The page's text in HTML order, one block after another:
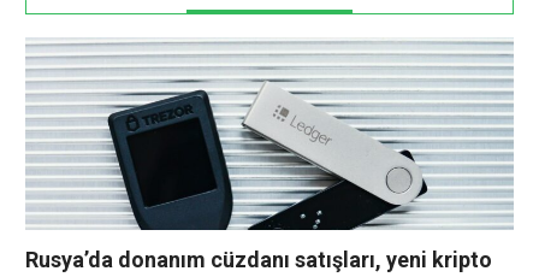
Rusya’da donanım cüzdanı satışları, yeni kripto